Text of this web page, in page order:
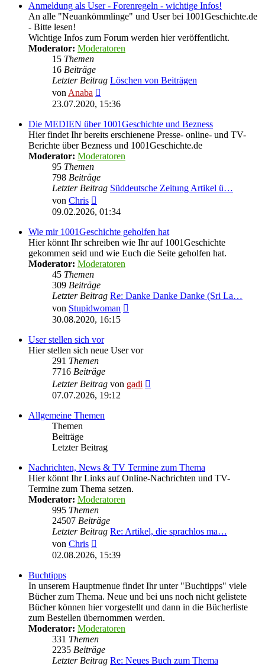
Anmeldung als User - Forenregeln - wichtige Infos!
An alle "Neuankömmlinge" und User bei 1001Geschichte.de
- Bitte lesen!
Wichtige Infos zum Forum werden hier veröffentlicht.
Moderator: Moderatoren
15 Themen
16 Beiträge
Letzter Beitrag Löschen von Beiträgen
von Anaba
Beitrag
23.07.2020, 15:36
Die MEDIEN über 1001Geschichte und Bezness
Hier findet Ihr bereits erschienene Presse- online- und TV-
Berichte über Bezness und 1001Geschichte.de
Moderator: Moderatoren
95 Themen
798 Beiträge
Letzter Beitrag Süddeutsche Zeitung Artikel ü…
von Chris
Beitrag
09.02.2026, 01:34
Wie mir 1001Geschichte geholfen hat
Hier könnt Ihr schreiben wie Ihr auf 1001Geschichte
gekommen seid und wie Euch die Seite geholfen hat.
Moderator: Moderatoren
45 Themen
309 Beiträge
Letzter Beitrag Re: Danke Danke Danke (Sri La…
von Stupidwoman
30.08.2020, 16:15
User stellen sich vor
Hier stellen sich neue User vor
291 Themen
7716 Beiträge
Letzter Beitrag von gadi
07.07.2026, 19:12
Allgemeine Themen
Themen
Beiträge
Letzter Beitrag
Nachrichten, News & TV Termine zum Thema
Hier könnt Ihr Links auf Online-Nachrichten und TV-
Termine zum Thema setzen.
Moderator: Moderatoren
995 Themen
24507 Beiträge
Letzter Beitrag Re: Artikel, die sprachlos ma…
von Chris
Beitrag
02.08.2026, 15:39
Buchtipps
In unserem Hauptmenue findet Ihr unter "Buchtipps" viele
Bücher zum Thema. Neue und bei uns noch nicht gelistete
Bücher können hier vorgestellt und dann in die Bücherliste
zum Bestellen übernommen werden.
Moderator: Moderatoren
331 Themen
2235 Beiträge
Letzter Beitrag Re: Neues Buch zum Thema